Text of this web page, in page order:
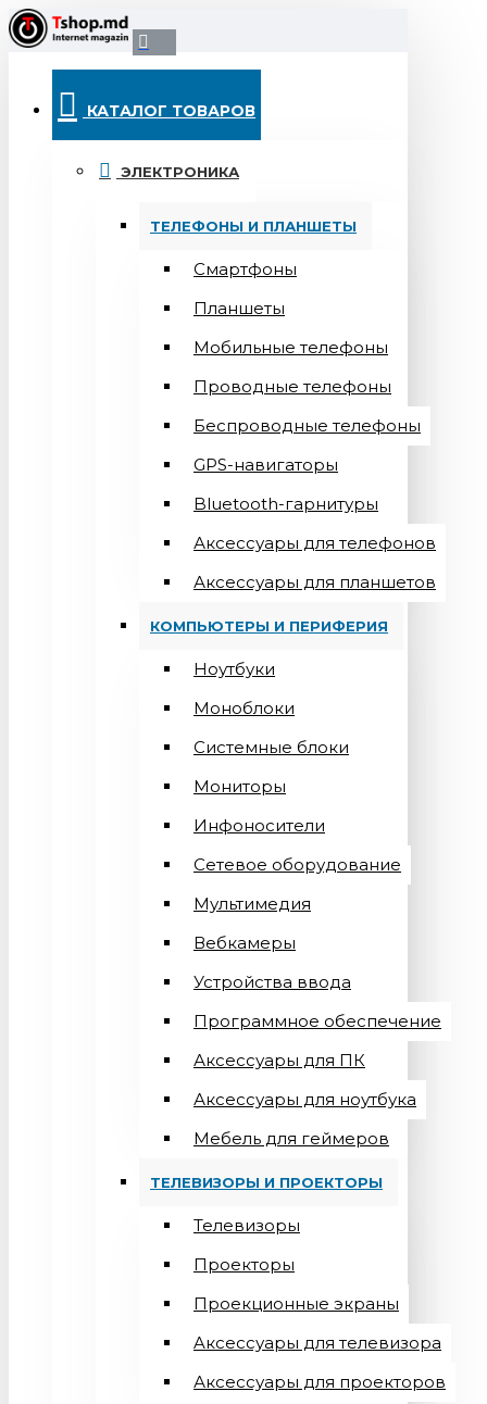
КАТАЛОГ ТОВАРОВ
ЭЛЕКТРОНИКА
ТЕЛЕФОНЫ И ПЛАНШЕТЫ
Смартфоны
Планшеты
Мобильные телефоны
Проводные телефоны
Беспроводные телефоны
GPS-навигаторы
Bluetooth-гарнитуры
Аксессуары для телефонов
Аксессуары для планшетов
КОМПЬЮТЕРЫ И ПЕРИФЕРИЯ
Ноутбуки
Моноблоки
Системные блоки
Мониторы
Инфоносители
Сетевое оборудование
Мультимедия
Вебкамеры
Устройства ввода
Программное обеспечение
Аксессуары для ПК
Аксессуары для ноутбука
Мебель для геймеров
ТЕЛЕВИЗОРЫ И ПРОЕКТОРЫ
Телевизоры
Проекторы
Проекционные экраны
Aксессуары для телевизора
Аксессуары для проекторов